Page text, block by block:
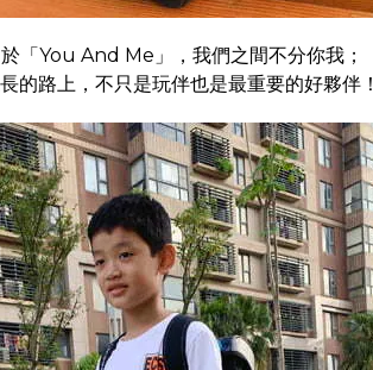
「You And Me」，我們之間不分你我；
的路上，不只是玩伴也是最重要的好夥伴！